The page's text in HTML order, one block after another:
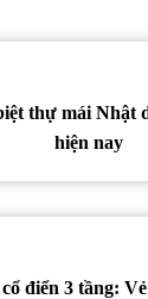
thự mái Nhật
hiện nay
điển 3 tầng: